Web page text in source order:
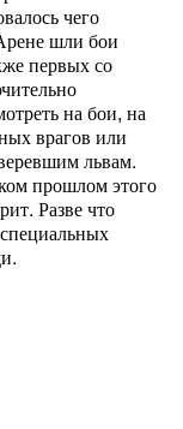
чего
шли бои
первых со
на бои, на
врагов или
львам.
прошлом этого
Разве что